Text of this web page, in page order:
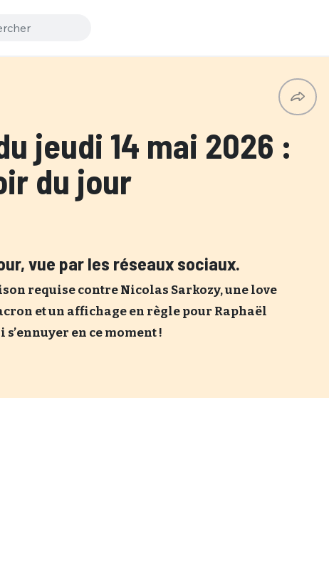
jeudi 14 mai 2026 :
du jour
vue par les réseaux sociaux.
requise contre Nicolas Sarkozy, une love
et un affichage en règle pour Raphaël
en ce moment !